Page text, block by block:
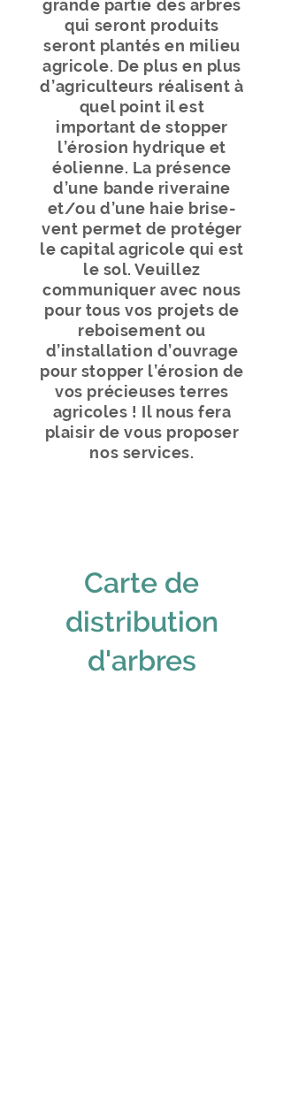
grande partie des arbres
qui seront produits
seront plantés en milieu
agricole. De plus en plus
d’agriculteurs réalisent à
quel point il est
important de stopper
l’érosion hydrique et
éolienne. La présence
d’une bande riveraine
et/ou d’une haie brise-
vent permet de protéger
le capital agricole qui est
le sol. Veuillez
communiquer avec nous
pour tous vos projets de
reboisement ou
d’installation d’ouvrage
pour stopper l’érosion de
vos précieuses terres
agricoles ! Il nous fera
plaisir de vous proposer
nos services.
Carte de
distribution
d'arbres